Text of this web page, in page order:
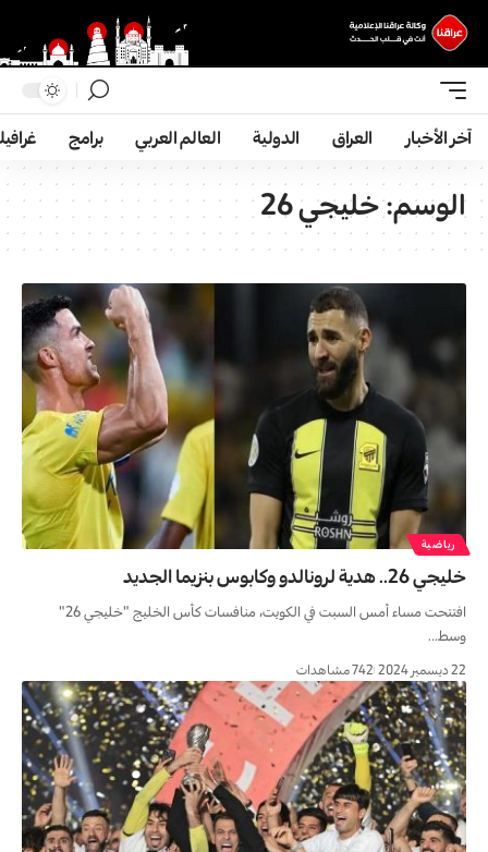
آخر الأخبار العراق الدولية العالم العربي برامج
الوسم:خليجي 26
رياضية
خليجي 26.. هدية لرونالدو وكابوس بنزيما الجديد
افتتحت مساء أمس السبت في الكويت، منافسات كأس الخليج "خليجي 26"
وسط…
22 ديسمبر 2024 742 مشاهدات